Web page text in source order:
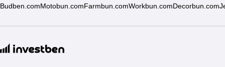
Budben.com Motobun.com Farmbun.comWorkbun.com Decorbun.com